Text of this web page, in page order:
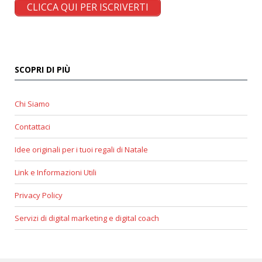
CLICCA QUI PER ISCRIVERTI
SCOPRI DI PIÙ
Chi Siamo
Contattaci
Idee originali per i tuoi regali di Natale
Link e Informazioni Utili
Privacy Policy
Servizi di digital marketing e digital coach